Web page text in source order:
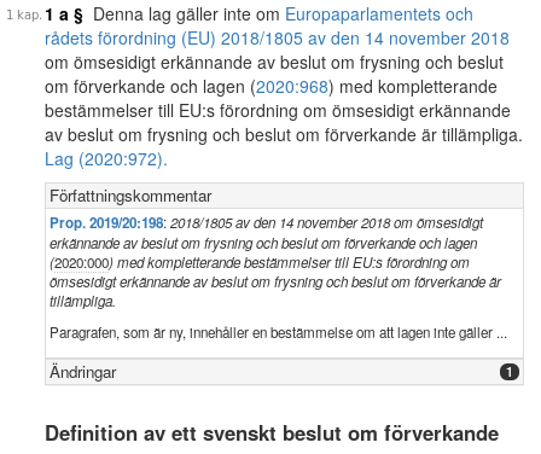
1 a § Denna lag gäller inte om Europaparlamentets och
rådets förordning (EU) 2018/1805 av den 14 november 2018
om ömsesidigt erkännande av beslut om frysning och beslut
om förverkande och lagen (2020:968) med kompletterande
bestämmelser till EU:s förordning om ömsesidigt erkännande
av beslut om frysning och beslut om förverkande är tillämpliga.
Lag (2020:972).
Författningskommentar
Prop. 2019/20:198:2018/1805 av den 14 november 2018 om ömsesidigt
erkännande av beslut om frysning och beslut om förverkande och lagen
(2020:000) med kompletterande bestämmelser till EU:s förordning om
ömsesidigt erkännande av beslut om frysning och beslut om förverkande är
tillämpliga.
Paragrafen, som är ny, innehåller en bestämmelse om att lagen inte gäller ...
Ändringar 1
Definition av ett svenskt beslut om förverkande